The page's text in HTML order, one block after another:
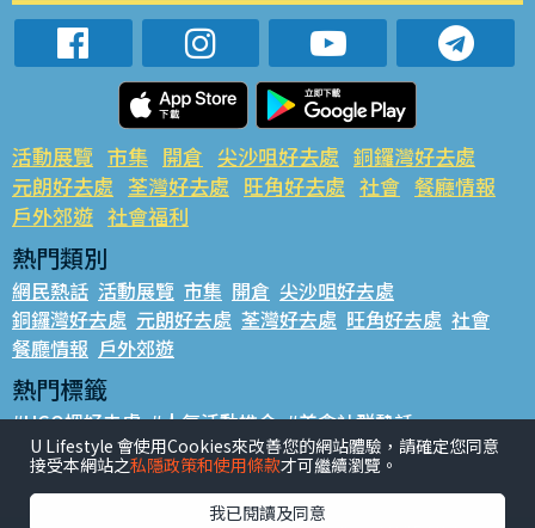
活動展覽 市集 開倉 尖沙咀好去處 銅鑼灣好去處
元朗好去處 荃灣好去處 旺角好去處 社會 餐廳情報
戶外郊遊 社會福利
熱門類別
網民熱話 活動展覽 市集 開倉 尖沙咀好去處
銅鑼灣好去處 元朗好去處 荃灣好去處 旺角好去處 社會
餐廳情報 戶外郊遊
熱門標籤
#UGO搵好去處 #人氣活動推介 #美食社群熱話
#親子玩樂好去處 #ULifestyle應用程式 #限時搶
#UJetso禮物放送 #ULifestyle商戶中心 #著數
U Lifestyle 會使用Cookies來改善您的網站體驗，請確定您同意
接受本網站之私隱政策和使用條款才可繼續瀏覽。
我已閱讀及同意